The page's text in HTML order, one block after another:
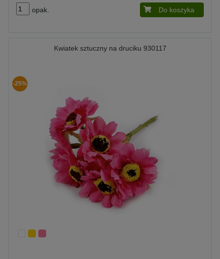
opak. Do koszyka
Kwiatek sztuczny na druciku 930117
-25%